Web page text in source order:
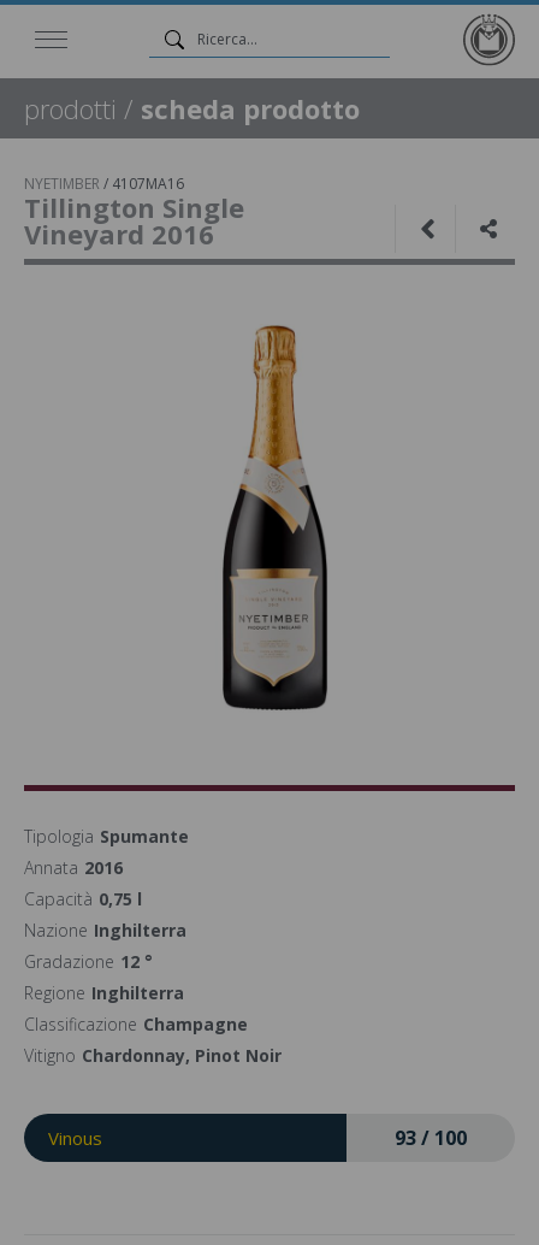
prodotti / scheda prodotto
NYETIMBER / 4107MA16
Tillington Single
Vineyard 2016
Tipologia Spumante
Annata 2016
Capacità 0,75 l
Nazione Inghilterra
Gradazione 12 °
Regione Inghilterra
Classificazione Champagne
Vitigno Chardonnay, Pinot Noir
Vinous 93 / 100